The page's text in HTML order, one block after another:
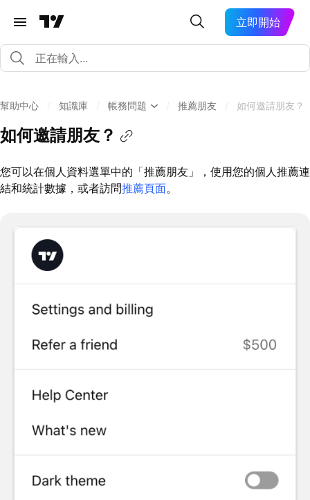
立即開始
幫助中心 知識庫 帳務問題 推薦朋友 如何邀請朋友？
如何邀請朋友？
您可以在個人資料選單中的「推薦朋友」，使用您的個人推薦連
結和統計數據，或者訪問推薦頁面。